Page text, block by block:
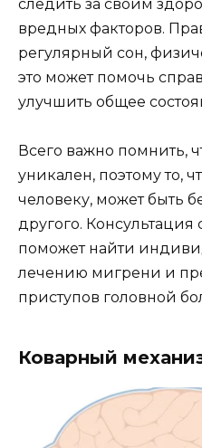
следить за своим
вредных факторов.
регулярный сон,
это может помочь
улучшить общее
Всего важно помнить,
уникален, поэтому то,
человеку, может быть
другого. Консультация
поможет найти
лечению мигрени и
приступов головной
Коварный